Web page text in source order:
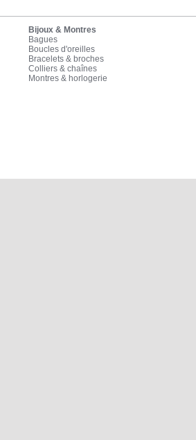
Bijoux & Montres
Bagues
Boucles d'oreilles
Bracelets & broches
Colliers & chaînes
Montres & horlogerie